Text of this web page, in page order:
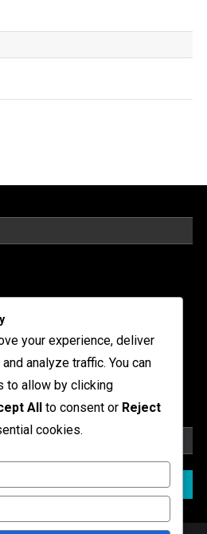
for:
your experience, deliver
analyze traffic. You can
to allow by clicking
All to consent or Reject
cookies.